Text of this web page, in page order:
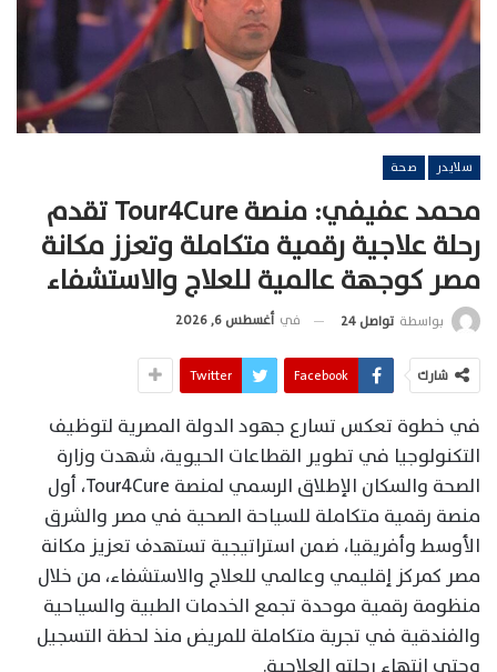
سلايدر صحة
محمد عفيفي: منصة Tour4Cure تقدم
رحلة علاجية رقمية متكاملة وتعزز مكانة
مصر كوجهة عالمية للعلاج والاستشفاء
بواسطة تواصل 24 في أغسطس 6, 2026
شارك Facebook
Twitter
في خطوة تعكس تسارع جهود الدولة المصرية لتوظيف
التكنولوجيا في تطوير القطاعات الحيوية، شهدت وزارة
الصحة والسكان الإطلاق الرسمي لمنصة Tour4Cure، أول
منصة رقمية متكاملة للسياحة الصحية في مصر والشرق
الأوسط وأفريقيا، ضمن استراتيجية تستهدف تعزيز مكانة
مصر كمركز إقليمي وعالمي للعلاج والاستشفاء، من خلال
منظومة رقمية موحدة تجمع الخدمات الطبية والسياحية
والفندقية في تجربة متكاملة للمريض منذ لحظة التسجيل